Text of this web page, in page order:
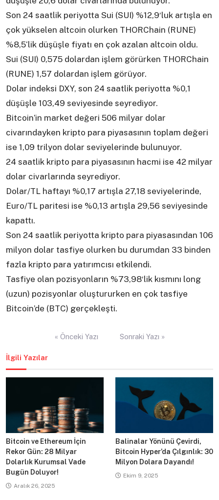
Son 24 saatlik periyotta Sui (SUI) %12,9′luk artışla en
çok yükselen altcoin olurken THORChain (RUNE)
%8,5‘lik düşüşle fiyatı en çok azalan altcoin oldu.
Sui (SUI) 0,575 dolardan işlem görürken THORChain
(RUNE) 1,57 dolardan işlem görüyor.
Dolar indeksi DXY, son 24 saatlik periyotta %0,1
düşüşle 103,49 seviyesinde seyrediyor.
Bitcoin’in market değeri 506 milyar dolar
civarındayken kripto para piyasasının toplam değeri
ise 1,09 trilyon dolar seviyelerinde bulunuyor.
24 saatlik kripto para piyasasının hacmi ise 42 milyar
dolar civarlarında seyrediyor.
Dolar/TL haftayı %0,17 artışla 27,18 seviyelerinde,
Euro/TL paritesi ise %0,13 artışla 29,56 seviyesinde
kapattı.
Son 24 saatlik periyotta kripto para piyasasından 106
milyon dolar tasfiye olurken bu durumdan 33 binden
fazla kripto para yatırımcısı etkilendi.
Tasfiye olan pozisyonların %73,98′lik kısmını long
(uzun) pozisyonlar oluştururken en çok tasfiye
Bitcoin’de (BTC) gerçekleşti.
« Önceki Yazı Sonraki Yazı »
İlgili Yazılar
Bitcoin ve Ethereum İçin
Rekor Gün: 28 Milyar
Dolarlık Kurumsal Vade
Bugün Doluyor!
Aralık 26, 2025
Balinalar Yönünü Çevirdi,
Bitcoin Hyper’da Çılgınlık: 30
Milyon Dolara Dayandı!
Ekim 9, 2025